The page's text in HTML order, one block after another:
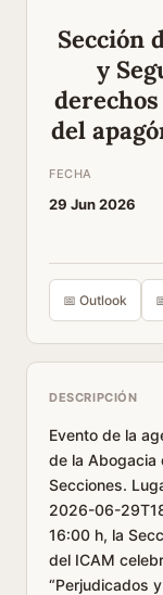
Sección
y
del
FECHA
29 Jun 2026
📅 Outlook
DESCRIPCIÓN
Evento de la
de la Abogacia
Secciones.
2026-06-
16:00 h, la
del ICAM
“Perjudicados